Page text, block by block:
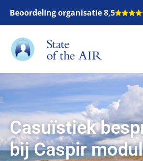
Beoordeling organisatie 8,5
Casuïstiek
bij Caspir